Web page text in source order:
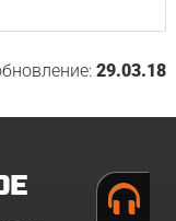
29.03.18